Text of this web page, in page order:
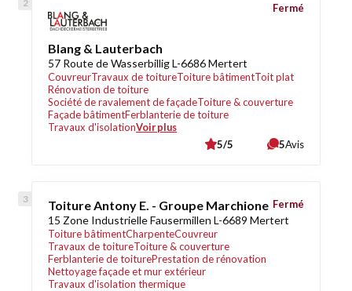
Blang & Lauterbach
57 Route de Wasserbillig L-6686 Mertert
CouvreurTravaux de toitureToiture bâtimentToit plat
Rénovation de toiture
Société de ravalement de façadeToiture & couverture
Façade bâtimentFerblanterie de toiture
Travaux d'isolationVoir plus
Fermé
5/5 5Avis
Toiture Antony E. - Groupe Marchione
15 Zone Industrielle Fausermillen L-6689 Mertert
Toiture bâtimentCharpenteCouvreur
Travaux de toitureToiture & couverture
Ferblanterie de toiturePrestation de rénovation
Nettoyage façade et mur extérieur
Travaux d'isolation thermique
Fermé